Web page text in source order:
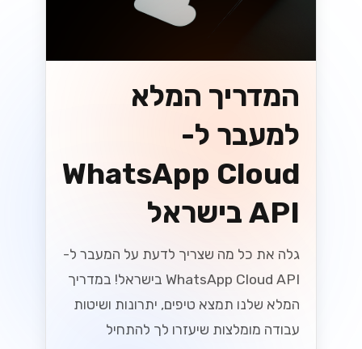
המדריך המלא
למעבר ל-
WhatsApp Cloud
API בישראל
גלה את כל מה שצריך לדעת על המעבר ל-
WhatsApp Cloud API בישראל! במדריך
המלא שלנו תמצא טיפים, יתרונות ושיטות
עבודה מומלצות שיעזרו לך להתחיל